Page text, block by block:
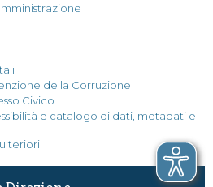
della Corruzione
Civico
e catalogo di dati, metadati e